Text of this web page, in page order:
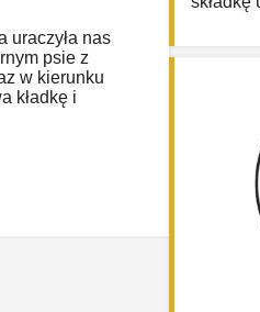
uraczyła nas
psie z
w kierunku
kładkę i